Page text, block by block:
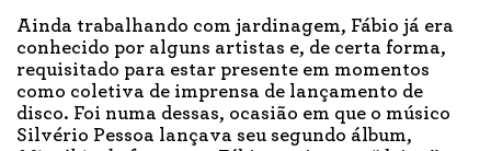
Ainda trabalhando com jardinagem, Fábio já era
conhecido por alguns artistas e, de certa forma,
requisitado para estar presente em momentos
como coletiva de imprensa de lançamento de
disco. Foi numa dessas, ocasião em que o músico
Silvério Pessoa lançava seu segundo álbum,